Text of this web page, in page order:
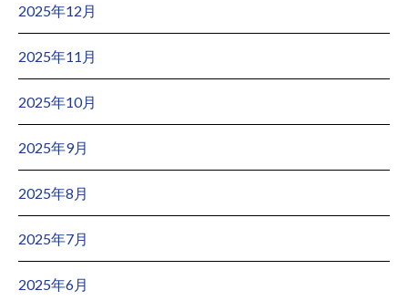
2025年12月
2025年11月
2025年10月
2025年9月
2025年8月
2025年7月
2025年6月